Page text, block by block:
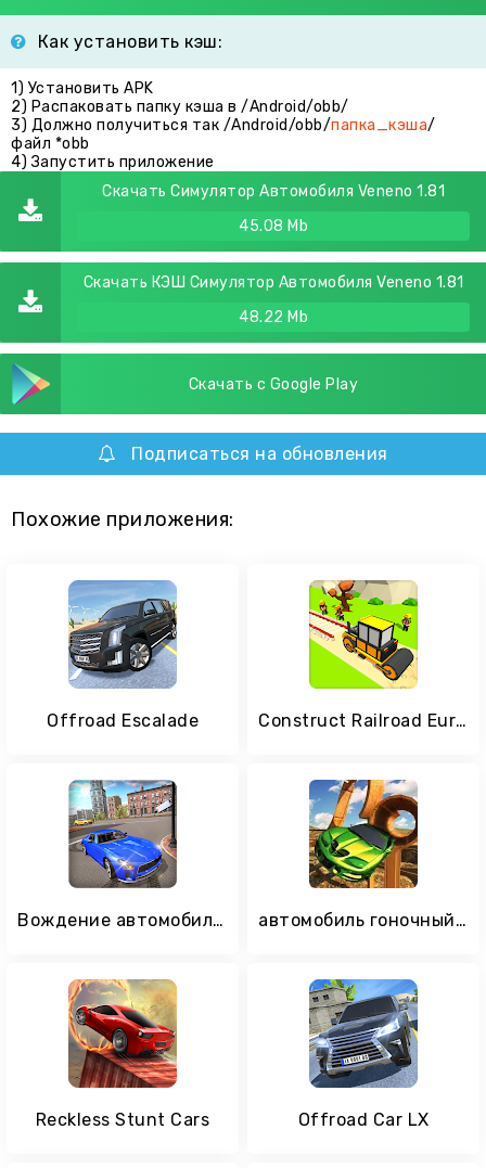
Как установить кэш:
1) Установить APK
2) Распаковать папку кэша в /Android/obb/
3) Должно получиться так /Android/obb/папка_кэша/
файл *obb
4) Запустить приложение
Скачать Симулятор Автомобиля Veneno 1.81
45.08 Mb
Скачать КЭШ Симулятор Автомобиля Veneno 1.81
48.22 Mb
Скачать с Google Play
Подписаться на обновления
Похожие приложения:
Offroad Escalade Construct Railroad Euro Train
Вождение автомобиля в России автомобиль гоночный трюки
Reckless Stunt Cars Offroad Car LX